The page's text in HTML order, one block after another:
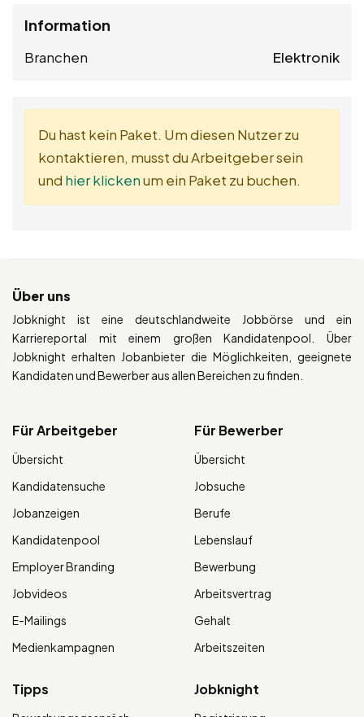
Information
Branchen Elektronik
Du hast kein Paket. Um diesen Nutzer zu
kontaktieren, musst du Arbeitgeber sein
und hier klickenum ein Paket zu buchen.
Über uns
Jobknight ist eine deutschlandweite Jobbörse und ein
Karriereportal mit einem großen Kandidatenpool. Über
Jobknight erhalten Jobanbieter die Möglichkeiten, geeignete
Kandidaten und Bewerber aus allen Bereichen zu finden.
Für Arbeitgeber
Übersicht
Kandidatensuche
Jobanzeigen
Kandidatenpool
Employer Branding
Jobvideos
E-Mailings
Medienkampagnen
Für Bewerber
Übersicht
Jobsuche
Berufe
Lebenslauf
Bewerbung
Arbeitsvertrag
Gehalt
Arbeitszeiten
Tipps Jobknight